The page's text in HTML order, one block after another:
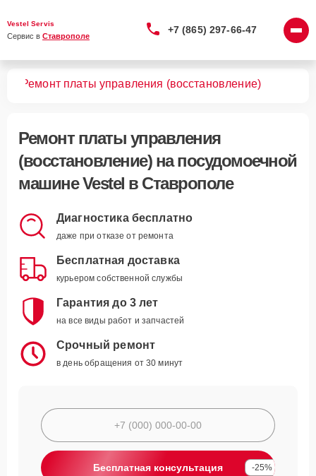
Vestel Servis
Сервис в Ставрополе
+7 (865) 297-66-47
Ремонт платы управления (восстановление)
Ремонт платы управления
(восстановление)на посудомоечной
машине Vestel в Ставрополе
Диагностика бесплатно
даже при отказе от ремонта
Бесплатная доставка
курьером собственной службы
Гарантия до 3 лет
на все виды работ и запчастей
Срочный ремонт
в день обращения от 30 минут
Бесплатная консультация -25%